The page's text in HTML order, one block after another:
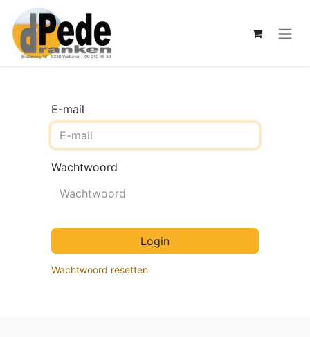
E-mail
Wachtwoord
Login
Wachtwoord resetten